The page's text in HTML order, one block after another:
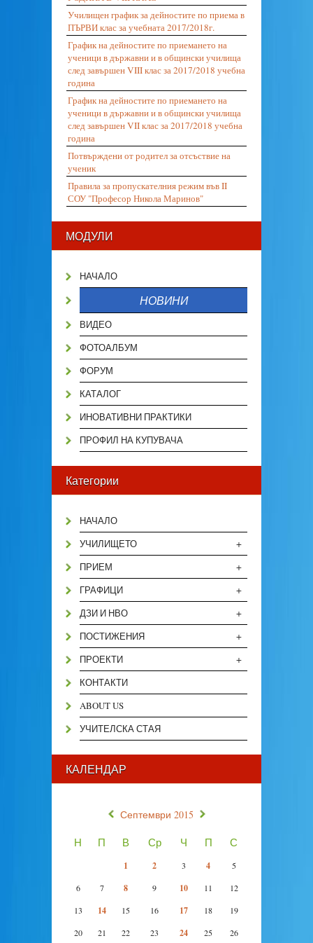
Училищен график за дейностите по приема в
ПЪРВИ клас за учебната 2017/2018г.
График на дейностите по приемането на
ученици в държавни и в общински училища
след завършен VIII клас за 2017/2018 учебна
година
График на дейностите по приемането на
ученици в държавни и в общински училища
след завършен VII клас за 2017/2018 учебна
година
Потвърждени от родител за отсъствие на
ученик
Правила за пропускателния режим във II
СОУ "Професор Никола Маринов"
МОДУЛИ
НАЧАЛО
НОВИНИ
ВИДЕО
ФОТОАЛБУМ
ФОРУМ
КАТАЛОГ
ИНОВАТИВНИ ПРАКТИКИ
ПРОФИЛ НА КУПУВАЧА
Категории
НАЧАЛО
+
УЧИЛИЩЕТО
+
ПРИЕМ
+
ГРАФИЦИ
+
ДЗИ И НВО
+
ПОСТИЖЕНИЯ
+
ПРОЕКТИ
КОНТАКТИ
ABOUT US
УЧИТЕЛСКА СТАЯ
КАЛЕНДАР
« Септември 2015 »
Н П В Ср Ч П С
1 2 3 4
5
6
7 8 9 10 11
12
13
14 15 16 17 18
19
20
21 22 23 24 25 26